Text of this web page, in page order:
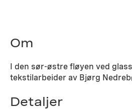
Om
I den sør-østre fløyen ved
tekstilarbeider av Bjørg
Detaljer